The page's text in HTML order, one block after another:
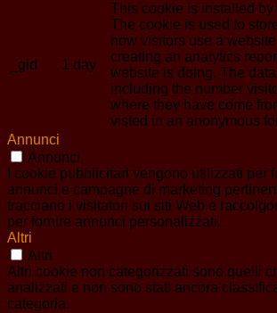
_gid 1 day
This cookie is installed by
The cookie is used to
how visitors use a
creating an analytics
website is doing. The
including the number
where they have come
visted in an anonymous
Annunci
Annunci
I cookie pubblicitari vengono utilizzati per
annunci e campagne di marketing
tracciano i visitatori sui siti Web e
per fornire annunci personalizzati.
Altri
Altri
Altri cookie non categorizzati sono quelli
analizzati e non sono stati ancora
categoria.